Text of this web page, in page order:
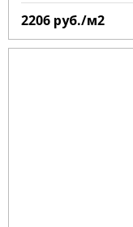
2206 руб./м2